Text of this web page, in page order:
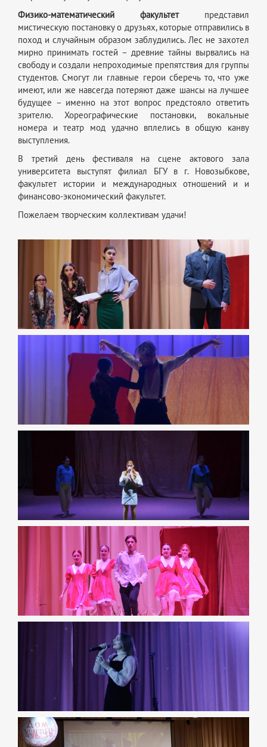
Физико-математический факультетпредставил
мистическую постановку о друзьях, которые отправились в
поход и случайным образом заблудились. Лес не захотел
мирно принимать гостей – древние тайны вырвались на
свободу и создали непроходимые препятствия для группы
студентов. Смогут ли главные герои сберечь то, что уже
имеют, или же навсегда потеряют даже шансы на лучшее
будущее – именно на этот вопрос предстояло ответить
зрителю. Хореографические постановки, вокальные
номера и театр мод удачно вплелись в общую канву
выступления.
В третий день фестиваля на сцене актового зала
университета выступят филиал БГУ в г. Новозыбкове,
факультет истории и международных отношений и и
финансово-экономический факультет.
Пожелаем творческим коллективам удачи!